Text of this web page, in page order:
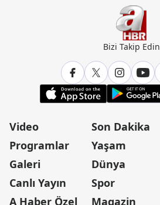
Bizi Takip Edin
Video
Programlar
Galeri
Canlı Yayın
A Haber Özel
Son Dakika
Yaşam
Dünya
Spor
Magazin